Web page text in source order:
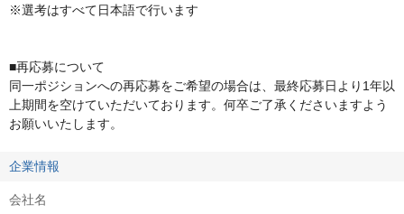
※選考はすべて日本語で行います
■再応募について
同一ポジションへの再応募をご希望の場合は、最終応募日より1年以
上期間を空けていただいております。何卒ご了承くださいますよう
お願いいたします。
企業情報
会社名